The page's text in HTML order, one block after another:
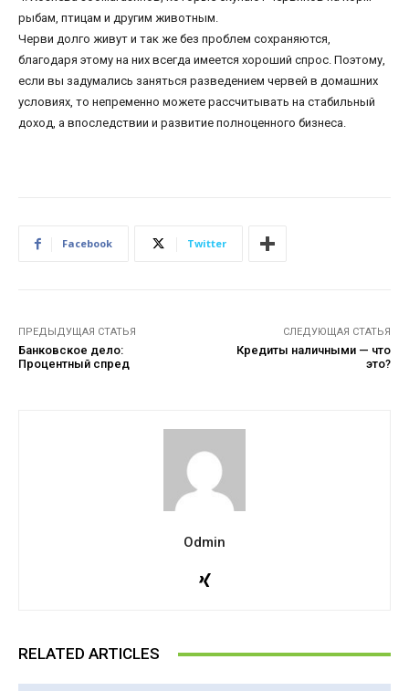
рыбам, птицам и другим животным.
Черви долго живут и так же без проблем сохраняются,
благодаря этому на них всегда имеется хороший спрос. Поэтому,
если вы задумались заняться разведением червей в домашних
условиях, то непременно можете рассчитывать на стабильный
доход, а впоследствии и развитие полноценного бизнеса.
Facebook Twitter
ПРЕДЫДУЩАЯ СТАТЬЯ
Банковское дело:
Процентный спред
СЛЕДУЮЩАЯ СТАТЬЯ
Кредиты наличными — что
это?
Odmin
RELATED ARTICLES